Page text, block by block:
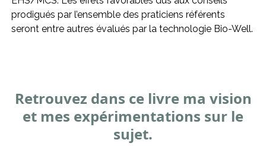
prodigués par l’ensemble des praticiens référents
seront entre autres évalués par la technologie Bio-Well.
Retrouvez dans ce livre ma vision
et mes expérimentations sur le
sujet.